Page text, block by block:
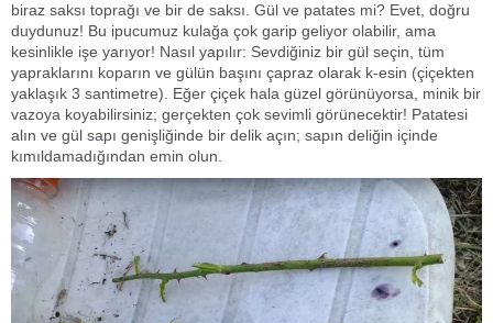
biraz saksı toprağı ve bir de saksı. Gül ve patates mi? Evet, doğru
duydunuz! Bu ipucumuz kulağa çok garip geliyor olabilir, ama
kesinlikle işe yarıyor! Nasıl yapılır: Sevdiğiniz bir gül seçin, tüm
yapraklarını koparın ve gülün başını çapraz olarak k-esin (çiçekten
yaklaşık 3 santimetre). Eğer çiçek hala güzel görünüyorsa, minik bir
vazoya koyabilirsiniz; gerçekten çok sevimli görünecektir! Patatesi
alın ve gül sapı genişliğinde bir delik açın; sapın deliğin içinde
kımıldamadığından emin olun.